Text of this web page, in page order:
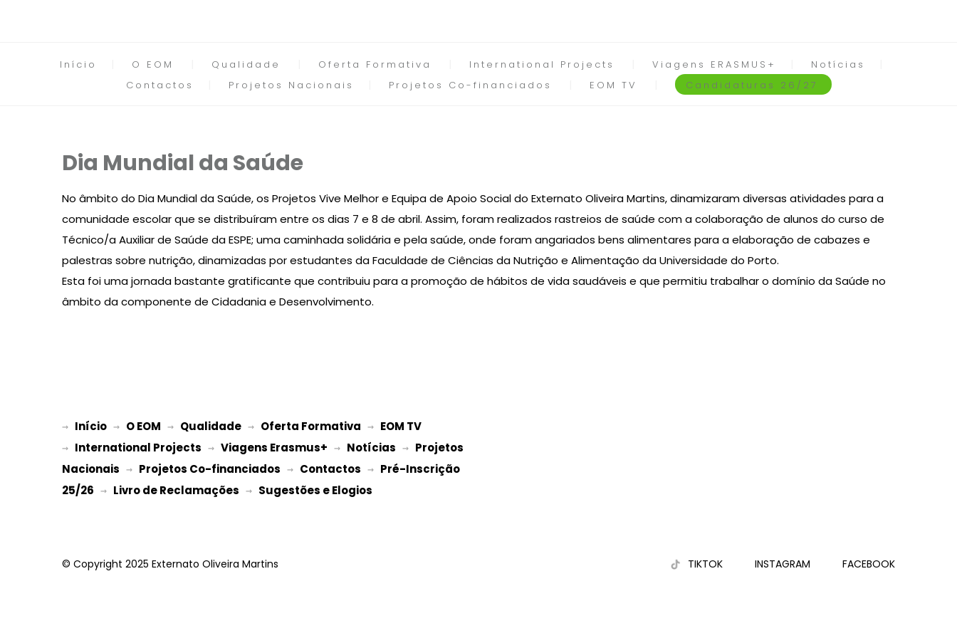
Início O EOM Qualidade Oferta Formativa International Projects Viagens ERASMUS+
Notícias
Contactos
Projetos Nacionais Projetos Co-financiados EOM TV Candidaturas 26/27
Dia Mundial da Saúde
No âmbito do Dia Mundial da Saúde, os Projetos Vive Melhor e Equipa de Apoio Social do Externato Oliveira Martins, dinamizaram diversas atividades para a
comunidade escolar que se distribuíram entre os dias 7 e 8 de abril. Assim, foram realizados rastreios de saúde com a colaboração de alunos do curso de
Técnico/a Auxiliar de Saúde da ESPE; uma caminhada solidária e pela saúde, onde foram angariados bens alimentares para a elaboração de cabazes e
palestras sobre nutrição, dinamizadas por estudantes da Faculdade de Ciências da Nutrição e Alimentação da Universidade do Porto.
Esta foi uma jornada bastante gratificante que contribuiu para a promoção de hábitos de vida saudáveis e que permitiu trabalhar o domínio da Saúde no
âmbito da componente de Cidadania e Desenvolvimento.
→ Início → O EOM → Qualidade → Oferta Formativa → EOM TV
→ International Projects → Viagens Erasmus+ → Notícias → Projetos
Nacionais → Projetos Co-financiados → Contactos → Pré-Inscrição
25/26 → Livro de Reclamações → Sugestões e Elogios
© Copyright 2025 Externato Oliveira Martins FACEBOOK
INSTAGRAM
TIKTOK